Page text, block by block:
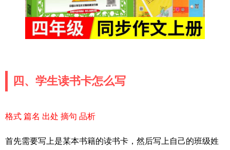
四、学生读书卡怎么写
格式 篇名 出处 摘句 品析
首先需要写上是某本书籍的读书卡，然后写上自己的班级姓